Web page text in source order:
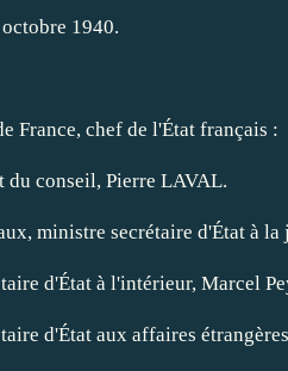
1940.
France, chef de l'État français :
du conseil, Pierre LAVAL.
ministre secrétaire d'État à
d'État à l'intérieur, Marcel
d'État aux affaires